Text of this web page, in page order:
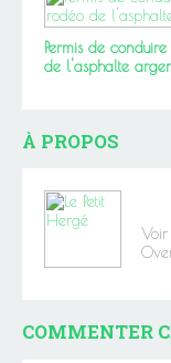
Permis de
de l'asphalte
À PROPOS
COMMENTER